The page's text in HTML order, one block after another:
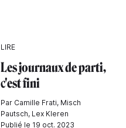
LIRE
Les journaux de parti,
c'est fini
Par Camille Frati, Misch
Pautsch, Lex Kleren
Publié le 19 oct. 2023